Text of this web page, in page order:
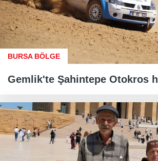
BURSA BÖLGE
Gemlik'te Şahintepe Otokros